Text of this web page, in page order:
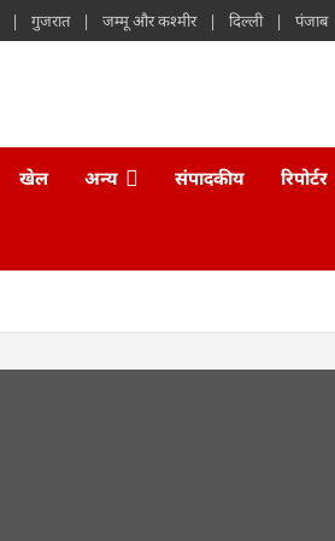
गुजरात जम्मू और कश्मीर दिल्ली पंजाब
खेल अन्य संपादकीय रिपोर्टर